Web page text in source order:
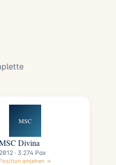
MSC
Divina
2012 · 3.274 Pax
Position ansehen →